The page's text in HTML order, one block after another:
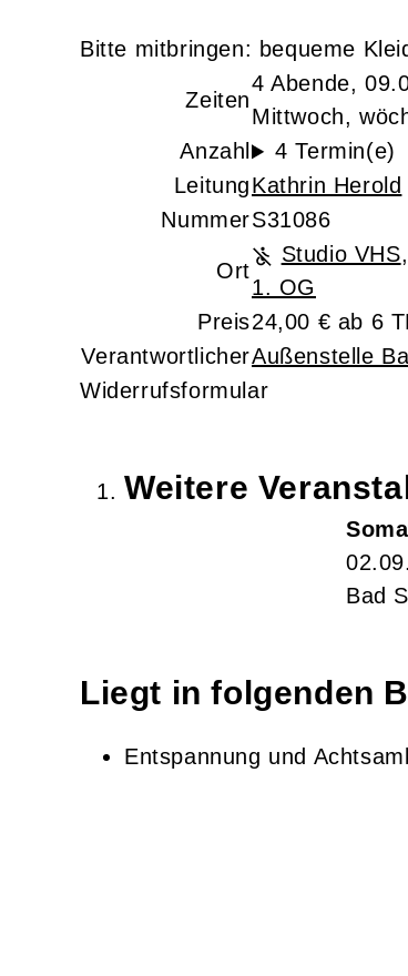
Bitte mitbringen: bequeme
Zeiten
4 Abende,
Mittwoch,
Anzahl
4 Termin(e)
LeitungKathrin Herold
NummerS31086
Ort
Studio VHS,
1. OG
Preis24,00 € ab 6
VerantwortlicherAußenstelle
Widerrufsformular
Weitere
Bad
Liegt in folgenden
Entspannung und